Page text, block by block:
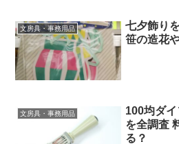
文房具・事務用品
七夕飾り
笹の造花
文房具・事務用品
100均ダ
を全調査
る？